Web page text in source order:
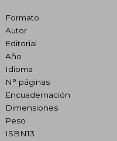
Formato
Autor
Editorial
Año
Idioma
N° páginas
Encuadernación
Dimensiones
Peso
ISBN13